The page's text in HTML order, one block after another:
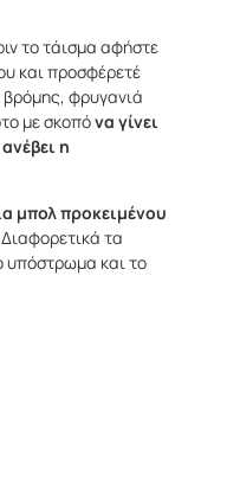
το τάισμα αφήστε
και προσφέρετέ
φρυγανιά
με σκοπόνα γίνει
η
μπολ προκειμένου
Διαφορετικά τα
υπόστρωμα και το